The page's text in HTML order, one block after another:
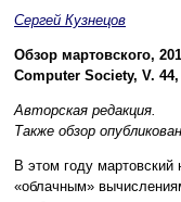
Сергей Кузнецов
Обзор мартовского,
Computer Society, V.
Авторская редакция.
Также обзор
В этом году
«облачным»